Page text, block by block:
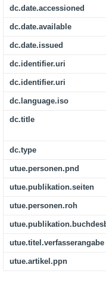
dc.date.accessioned
dc.date.available
dc.date.issued
dc.identifier.uri
dc.identifier.uri
dc.language.iso
dc.title
dc.type
utue.personen.pnd
utue.publikation.seiten
utue.personen.roh
utue.titel.verfasserangabe
utue.artikel.ppn